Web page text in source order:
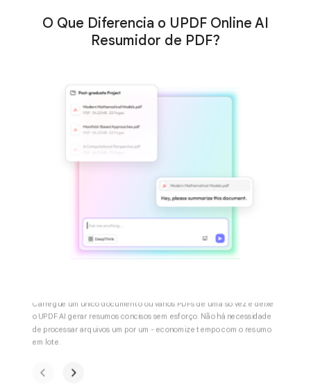
O Que Diferencia o UPDF Online AI
Resumidor de PDF?